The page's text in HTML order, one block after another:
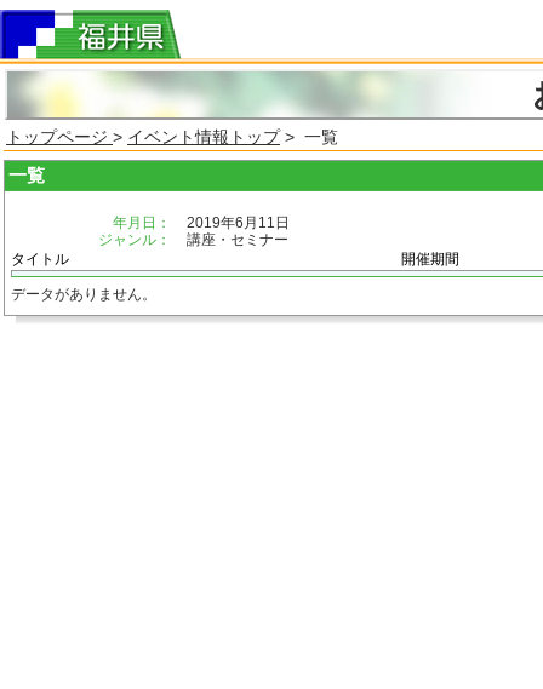
トップページ > イベント情報トップ> 一覧
一覧
年月日：
2019年6月11日
ジャンル：
講座・セミナー
タイトル
開催期間
データがありません。